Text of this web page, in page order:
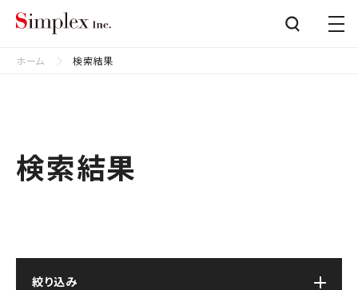
ホーム 検索結果
検索結果
絞り込み